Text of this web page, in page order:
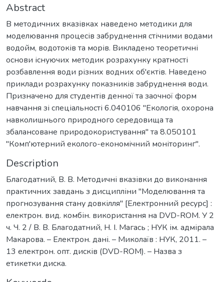
Abstract
В методичних вказівках наведено методики для
моделювання процесів забруднення стічними водами
водойм, водотоків та морів. Викладено теоретичні
основи існуючих методик розрахунку кратності
розбавлення води різних водних об'єктів. Наведено
приклади розрахунку показників забруднення води.
Призначено для студентів денної та заочної форм
навчання зі спеціальності 6.040106 "Екологія, охорона
навколишнього природного середовища та
збалансоване природокористування" та 8.050101
"Комп'ютерний еколого-економічний моніторинг".
Description
Благодатний, В. В. Методичні вказівки до виконання
практичних завдань з дисципліни "Моделювання та
прогнозування стану довкілля" [Електронний ресурс] :
електрон. вид. комбін. використання на DVD-ROM. У 2
ч. Ч. 2 / В. В. Благодатний, Н. І. Магась ; НУК ім. адмірала
Макарова. – Електрон. дані. – Миколаїв : НУК, 2011. –
13 електрон. опт. дисків (DVD-ROM). – Назва з
етикетки диска.